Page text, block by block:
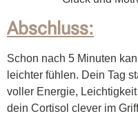
Abschluss:
Schon nach 5 Minuten
leichter fühlen. Dein Tag
voller Energie,
dein Cortisol clever im